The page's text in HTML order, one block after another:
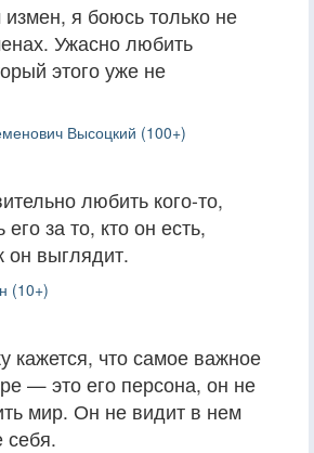
я боюсь только не
Ужасно любить
этого уже не
Высоцкий (100+)
любить кого-то,
за то, кто он есть,
он выглядит.
(10+)
кажется, что самое важное
— это его персона, он не
мир. Он не видит в нем
себя.